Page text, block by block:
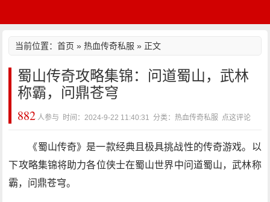
当前位置：首页 »热血传奇私服 » 正文
蜀山传奇攻略集锦：问道蜀山，武林
称霸，问鼎苍穹
882 人参与 时间：2024-9-22 11:40:31 分类：热血传奇私服 点这评论
《蜀山传奇》是一款经典且极具挑战性的传奇游戏。以
下攻略集锦将助力各位侠士在蜀山世界中问道蜀山，武林称
霸，问鼎苍穹。